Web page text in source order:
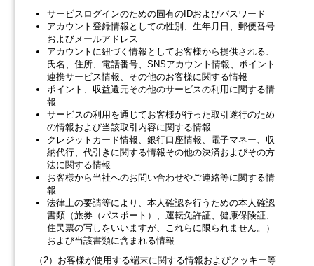
サービスログインのための固有のIDおよびパスワード
アカウント登録情報としての性別、生年月日、郵便番号
およびメールアドレス
アカウントに紐づく情報としてお客様から提供される、
氏名、住所、電話番号、SNSアカウント情報、ポイント
連携サービス情報、その他のお客様に関する情報
ポイント、収益還元その他のサービスの利用に関する情
報
サービスの利用を通じてお客様が行った取引遂行のため
の情報および当該取引内容に関する情報
クレジットカード情報、銀行口座情報、電子マネー、収
納代行、代引きに関する情報その他の決済およびその方
法に関する情報
お客様から当社へのお問い合わせやご連絡等に関する情
報
法律上の要請等により、本人確認を行うための本人確認
書類（旅券（パスポート）、運転免許証、健康保険証、
住民票の写しをいいますが、これらに限られません。）
および当該書類に含まれる情報
（2）お客様が使用する端末に関する情報およびクッキー等